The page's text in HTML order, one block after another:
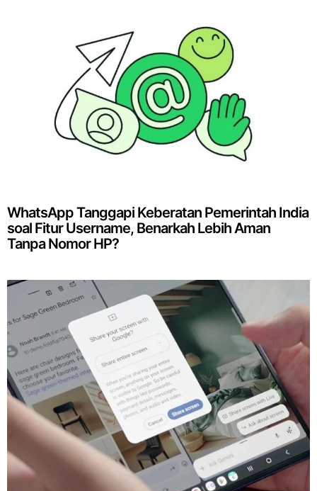
WhatsApp Tanggapi Keberatan Pemerintah India
soal Fitur Username, Benarkah Lebih Aman
Tanpa Nomor HP?